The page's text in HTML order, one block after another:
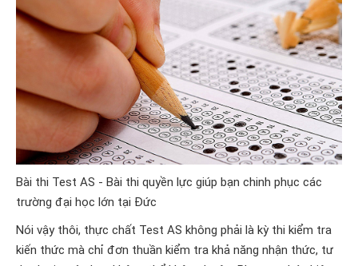
Bài thi Test AS - Bài thi quyền lực giúp bạn chinh phục các
trường đại học lớn tại Đức
Nói vậy thôi, thực chất Test AS không phải là kỳ thi kiểm tra
kiến thức mà chỉ đơn thuần kiểm tra khả năng nhận thức, tư